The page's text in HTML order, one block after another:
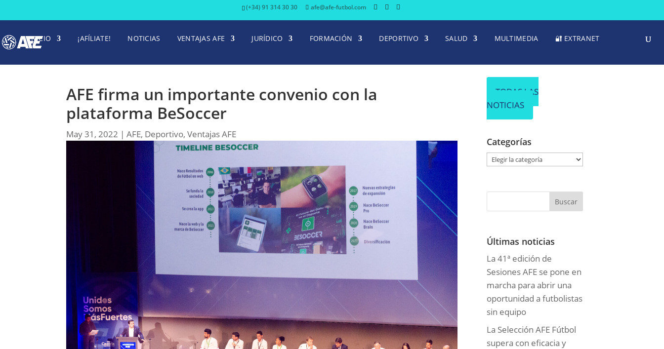
(+34) 91 314 30 30 afe@afe-futbol.com
INICIO ¡AFÍLIATE! NOTICIAS VENTAJAS AFE JURÍDICO FORMACIÓN DEPORTIVO SALUD MULTIMEDIA 🔐 EXTRANET
AFE firma un importante convenio con la
plataforma BeSoccer
May 31, 2022 |AFE, Deportivo,Ventajas AFE
TODAS LAS
NOTICIAS
Categorías
g
r
a
s
Últimas noticias
La 41ª edición de
Sesiones AFE se pone en
marcha para abrir una
oportunidad a futbolistas
sin equipo
La Selección AFE Fútbol
supera con eficacia y